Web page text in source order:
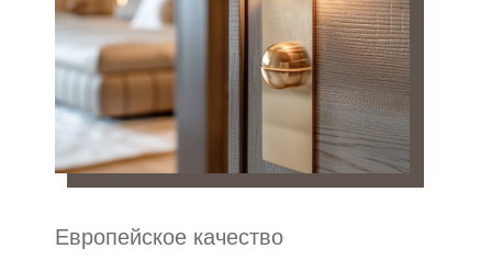
Европейское качество